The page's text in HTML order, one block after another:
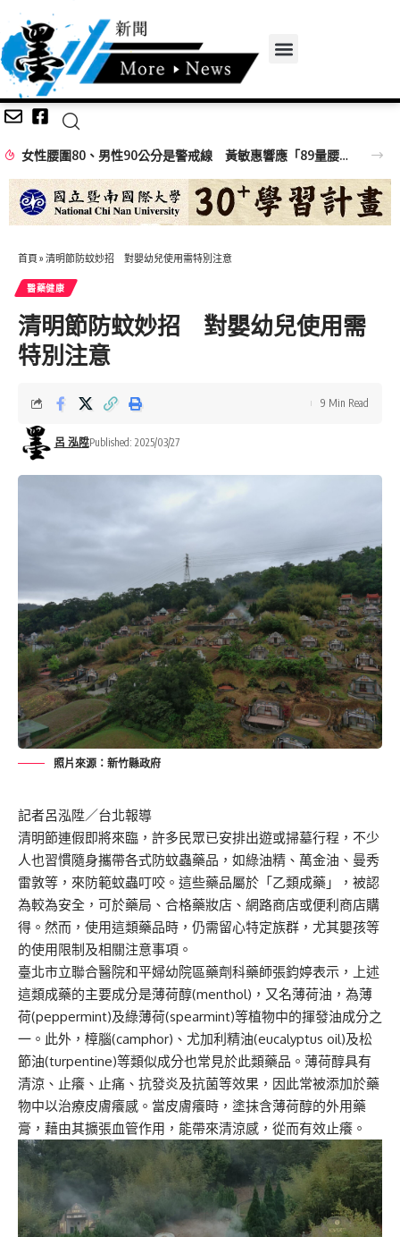
女性腰圍80、男性90公分是警戒線 黃敏惠響應「89量腰日」籲做好健康ACE
首頁 » 清明節防蚊妙招 對嬰幼兒使用需特別注意
醫藥健康
清明節防蚊妙招 對嬰幼兒使用需
特別注意
呂 泓陞Published: 2025/03/27
9 Min Read
照片來源：新竹縣政府
記者呂泓陞／台北報導
清明節連假即將來臨，許多民眾已安排出遊或掃墓行程，不少
人也習慣隨身攜帶各式防蚊蟲藥品，如綠油精、萬金油、曼秀
雷敦等，來防範蚊蟲叮咬。這些藥品屬於「乙類成藥」，被認
為較為安全，可於藥局、合格藥妝店、網路商店或便利商店購
得。然而，使用這類藥品時，仍需留心特定族群，尤其嬰孩等
的使用限制及相關注意事項。
臺北市立聯合醫院和平婦幼院區藥劑科藥師張鈞婷表示，上述
這類成藥的主要成分是薄荷醇(menthol)，又名薄荷油，為薄
荷(peppermint)及綠薄荷(spearmint)等植物中的揮發油成分之
一。此外，樟腦(camphor)、尤加利精油(eucalyptus oil)及松
節油(turpentine)等類似成分也常見於此類藥品。薄荷醇具有
清涼、止癢、止痛、抗發炎及抗菌等效果，因此常被添加於藥
物中以治療皮膚癢感。當皮膚癢時，塗抹含薄荷醇的外用藥
膏，藉由其擴張血管作用，能帶來清涼感，從而有效止癢。